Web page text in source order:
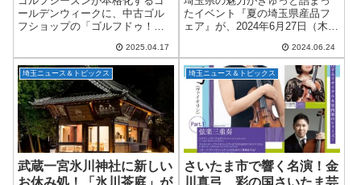
谷市】
ールデンウィークに、中古ゴル
フショップの「ゴルフドゥ！」
します！その名も＜お客様大感
謝Wキャンペーン＞。2025年4月
26日(土)から5月6日(火・振休)ま
で...
2025.04.17
たイベント『夏の埼玉県産品フ
ェア』が、2024年6月27日（木）
駅西口イベントスペースで開催
されます！このイベントは、埼
玉県内の特産品や名物グルメが
一堂に...
2024.06.24
埼玉ニュース＆トピックス
武蔵一宮氷川神社に新しい
お休み処！「氷川茶庭」が
埼玉ニュース＆トピックス
さいたま市で響く名演！金
川真弓、彩の国さいたま芸